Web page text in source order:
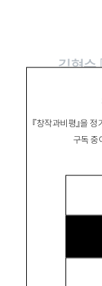
『창작과비평』을
구독 중
김형수
신앙은